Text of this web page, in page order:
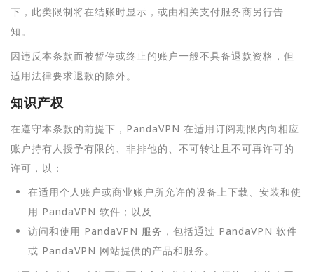
下，此类限制将在结账时显示，或由相关支付服务商另行告
知。
因违反本条款而被暂停或终止的账户一般不具备退款资格，但
适用法律要求退款的除外。
知识产权
在遵守本条款的前提下，PandaVPN 在适用订阅期限内向相应
账户持有人授予有限的、非排他的、不可转让且不可再许可的
许可，以：
在适用个人账户或商业账户所允许的设备上下载、安装和使
用 PandaVPN 软件；以及
访问和使用 PandaVPN 服务，包括通过 PandaVPN 软件
或 PandaVPN 网站提供的产品和服务。